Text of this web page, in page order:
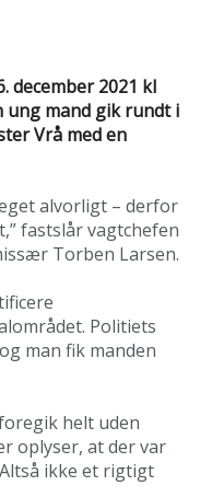
december 2021 kl
ung mand gik rundt i
Vrå med en
alvorligt – derfor
fastslår vagtchefen
Torben Larsen.
Politiets
man fik manden
helt uden
oplyser, at der var
ikke et rigtigt